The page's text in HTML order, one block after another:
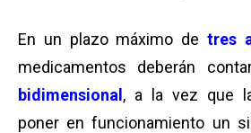
En un plazo máximo de tres
medicamentos deberán
bidimensional , a la vez que
poner en funcionamiento un